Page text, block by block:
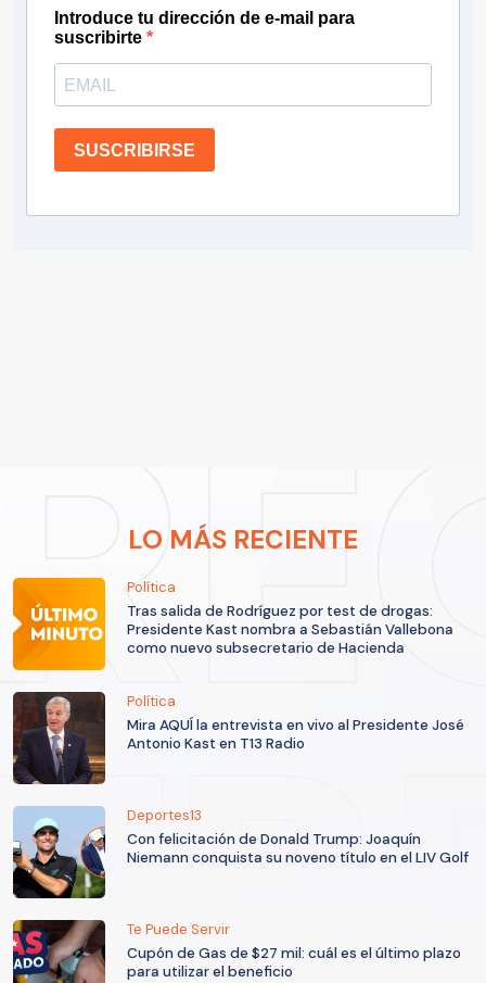
Introduce tu dirección de e-mail para
suscribirte
SUSCRIBIRSE
LO MÁS RECIENTE
Política
Tras salida de Rodríguez por test de drogas:
Presidente Kast nombra a Sebastián Vallebona
como nuevo subsecretario de Hacienda
Política
Mira AQUÍ la entrevista en vivo al Presidente José
Antonio Kast en T13 Radio
Deportes13
Con felicitación de Donald Trump: Joaquín
Niemann conquista su noveno título en el LIV Golf
Te Puede Servir
Cupón de Gas de $27 mil: cuál es el último plazo
para utilizar el beneficio